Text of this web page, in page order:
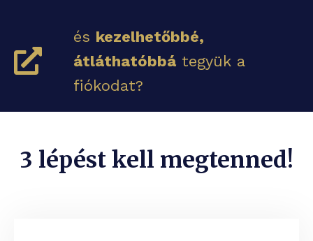
és kezelhetőbbé,
átláthatóbbá tegyük a
fiókodat?
3 lépést kell megtenned!